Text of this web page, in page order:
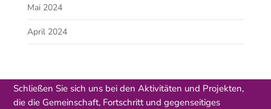
Mai 2024
April 2024
Schließen Sie sich uns bei den Aktivitäten und Projekten,
die die Gemeinschaft, Fortschritt und gegenseitiges